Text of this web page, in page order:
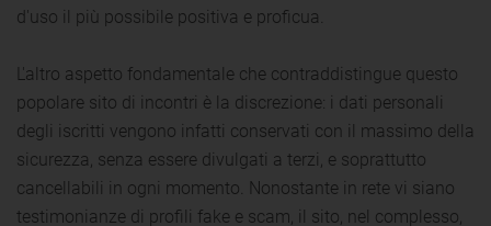
d'uso il più possibile positiva e proficua.
L'altro aspetto fondamentale che contraddistingue questo
popolare sito di incontri è la discrezione: i dati personali
degli iscritti vengono infatti conservati con il massimo della
sicurezza, senza essere divulgati a terzi, e soprattutto
cancellabili in ogni momento. Nonostante in rete vi siano
testimonianze di profili fake e scam, il sito, nel complesso,